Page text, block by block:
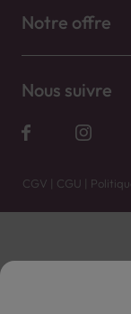
Notre offre
Nous suivre
CGV | CGU |
Vente uniquement en
L'ABUS D'ALCOOL EST